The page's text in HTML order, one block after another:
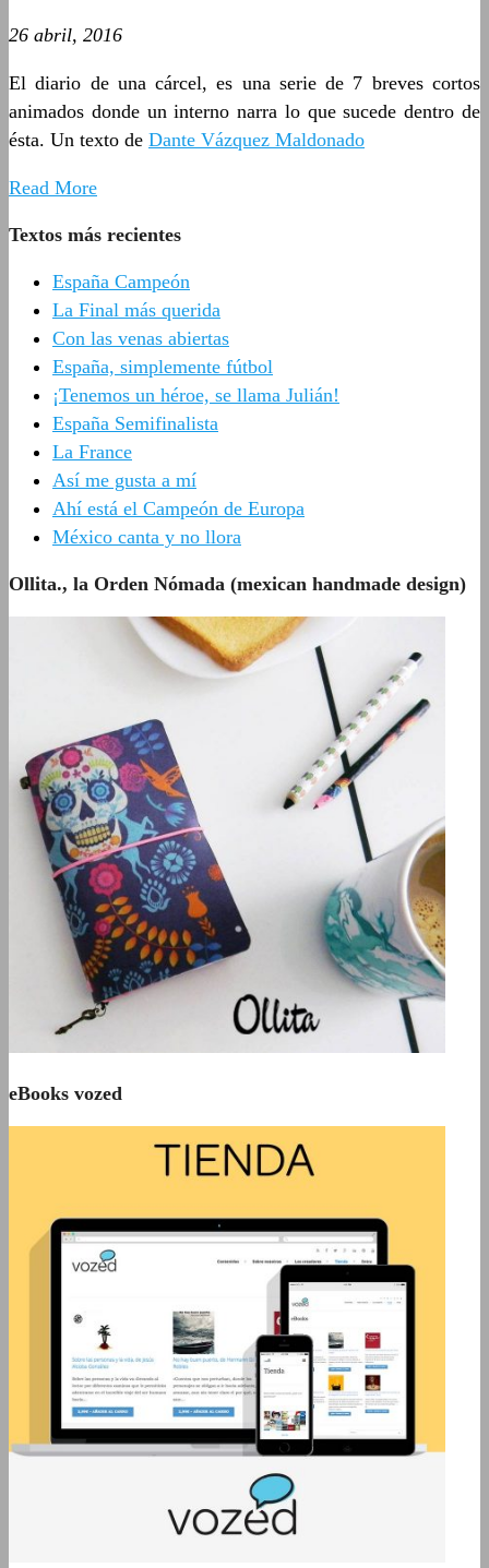
26 abril, 2016
El diario de una cárcel, es una serie de 7 breves cortos
animados donde un interno narra lo que sucede dentro de
ésta. Un texto de Dante Vázquez Maldonado
Read More
Textos más recientes
España Campeón
La Final más querida
Con las venas abiertas
España, simplemente fútbol
¡Tenemos un héroe, se llama Julián!
España Semifinalista
La France
Así me gusta a mí
Ahí está el Campeón de Europa
México canta y no llora
Ollita., la Orden Nómada (mexican handmade design)
eBooks vozed